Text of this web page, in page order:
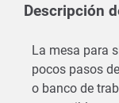
Descripción
La mesa para
pocos pasos
o banco de